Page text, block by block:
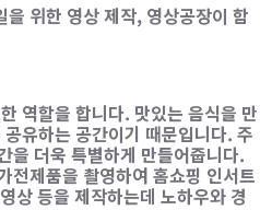
위한 영상 제작, 영상공장이 함
역할을 합니다. 맛있는 음식을 만
유하는 공간이기 때문입니다. 주
을 더욱 특별하게 만들어줍니다.
전제품을 촬영하여 홈쇼핑 인서트
상 등을 제작하는데 노하우와 경